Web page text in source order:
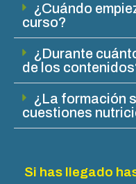
¿Cuándo
curso?
¿Durante
de los
¿La formación
cuestiones
Si has llegado